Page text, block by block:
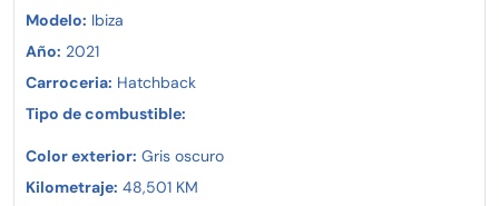
Modelo: Ibiza
Año: 2021
Carroceria: Hatchback
Tipo de combustible:
Color exterior: Gris oscuro
Kilometraje: 48,501 KM